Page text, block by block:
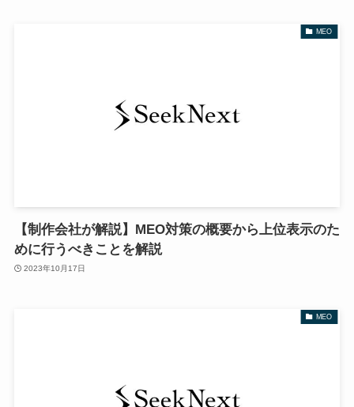
MEO
【制作会社が解説】MEO対策の概要から上位表示のた
めに行うべきことを解説
2023年10月17日
MEO